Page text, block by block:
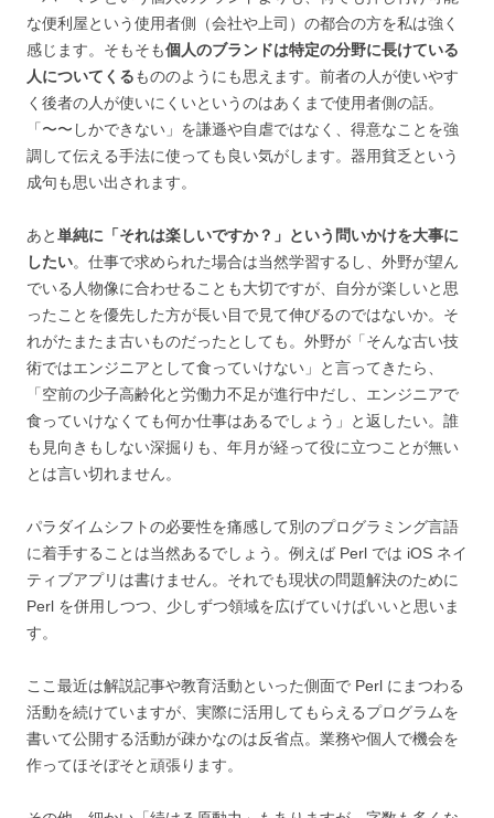
な便利屋という使用者側（会社や上司）の都合の方を私は強く
感じます。 そもそも個人のブランドは特定の分野に長けている
人についてくるもののようにも思えます。前者の人が使いやす
く後者の人が使いにくいというのはあくまで使用者側の話。
「〜〜しかできない」を謙遜や自虐ではなく、得意なことを強
調して伝える手法に使っても良い気がします。器用貧乏という
成句も思い出されます。
あと単純に「それは楽しいですか？」という問いかけを大事に
したい。仕事で求められた場合は当然学習するし、外野が望ん
でいる人物像に合わせることも大切ですが、自分が楽しいと思
ったことを優先した方が長い目で見て伸びるのではないか。そ
れがたまたま古いものだったとしても。 外野が「そんな古い技
術ではエンジニアとして食っていけない」と言ってきたら、
「空前の少子高齢化と労働力不足が進行中だし、エンジニアで
食っていけなくても何か仕事はあるでしょう」と返したい。誰
も見向きもしない深掘りも、年月が経って役に立つことが無い
とは言い切れません。
パラダイムシフトの必要性を痛感して別のプログラミング言語
に着手することは当然あるでしょう。例えば Perl では iOS ネイ
ティブアプリは書けません。それでも現状の問題解決のために
Perl を併用しつつ、少しずつ領域を広げていけばいいと思いま
す。
ここ最近は解説記事や教育活動といった側面で Perl にまつわる
活動を続けていますが、実際に活用してもらえるプログラムを
書いて公開する活動が疎かなのは反省点。業務や個人で機会を
作ってほそぼそと頑張ります。